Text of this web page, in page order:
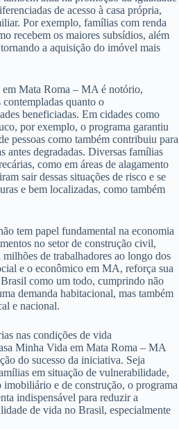
de acesso à casa própria,
Por exemplo, famílias com renda
recebem os maiores subsídios, além
a aquisição do imóvel mais
Mata Roma – MA é notório,
quanto o
beneficiadas. Em cidades como
por exemplo, o programa garantiu
pessoas como também contribuiu para
antes degradadas. Diversas famílias
como em áreas de alagamento
sair dessas situações de risco e se
e bem localizadas, como também
tem papel fundamental na economia
no setor de construção civil,
de trabalhadores ao longo dos
e o econômico em MA, reforça sua
como um todo, cumprindo não
demanda habitacional, mas também
e nacional.
nas condições de vida
Minha Vida em Mata Roma – MA
do sucesso da iniciativa. Seja
em situação de vulnerabilidade,
e de construção, o programa
indispensável para reduzir a
de vida no Brasil, especialmente